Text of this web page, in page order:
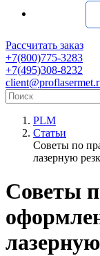
Рассчитать заказ
+7(800)775-3283
+7(495)308-8232
PLM
Статьи
Советы по
лазерную
Советы